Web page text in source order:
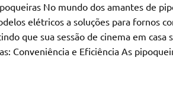
No mundo dos amantes de
elétricos a soluções para fornos
que sua sessão de cinema em
Conveniência e Eficiência As